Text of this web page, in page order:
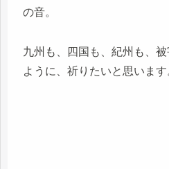
の音。
九州も、四国も、紀州も、
ように、祈りたいと思います